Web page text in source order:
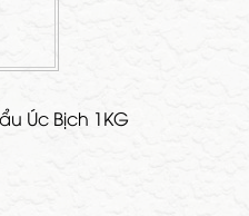
Úc Bịch 1KG